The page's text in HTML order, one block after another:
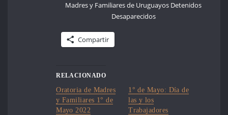
Madres y Familiares de Uruguayos Detenidos
Desaparecidos
Compartir
RELACIONADO
Oratoria de Madres
y Familiares 1° de
Mayo 2022
1° de Mayo: Día de
las y los
Trabajadores